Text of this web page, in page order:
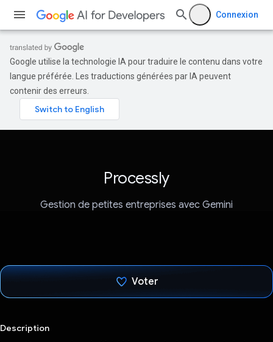
Connexion
Google utilise la technologie IA pour traduire le contenu dans votre
langue préférée. Les traductions générées par IA peuvent
contenir des erreurs.
Processly
Gestion de petites entreprises avec Gemini
Voter
Description